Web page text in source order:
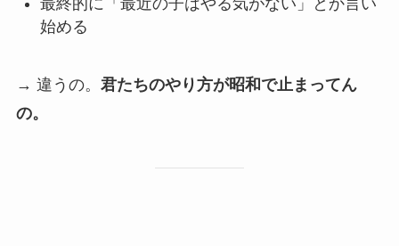
最終的に「最近の子はやる気がない」とか言い
始める
→ 違うの。 君たちのやり方が昭和で止まってん
の。